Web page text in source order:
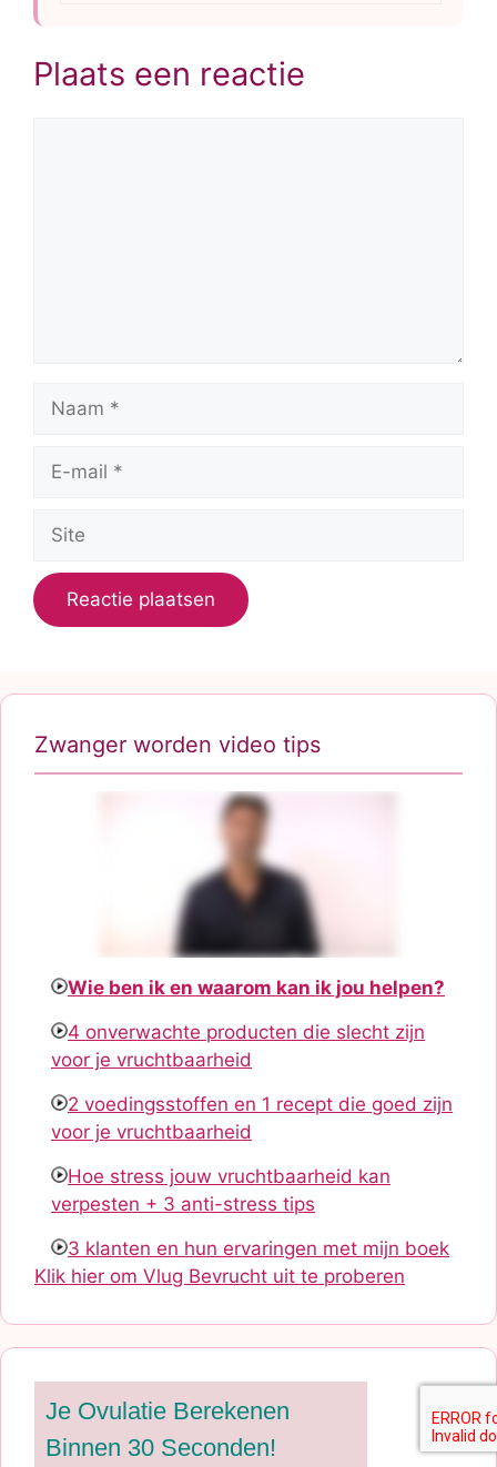
Plaats een reactie
mail
Zwanger worden video tips
Wie ben ik en waarom kan ik jou helpen?
4 onverwachte producten die slecht zijn
voor je vruchtbaarheid
2 voedingsstoffen en 1 recept die goed zijn
voor je vruchtbaarheid
Hoe stress jouw vruchtbaarheid kan
verpesten + 3 anti-stress tips
3 klanten en hun ervaringen met mijn boek
Klik hier om Vlug Bevrucht uit te proberen
Je Ovulatie Berekenen
Binnen 30 Seconden!